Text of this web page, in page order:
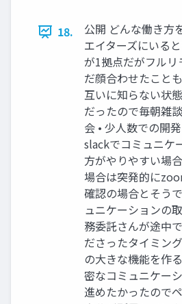
18.
公開 どんな働き⽅
エイターズにいる
が1拠点だがフルリ
だ顔合わせたこと
互いに知らない状
だったので毎朝雑
会 • 少⼈数での開
slackでコミュニケ
⽅がやりやすい場
場合は突発的に
確認の場合とそう
ュニケーションの
務委託さんが途中
ださったタイミン
の⼤きな機能を作
密なコミュニケー
進めたかったので